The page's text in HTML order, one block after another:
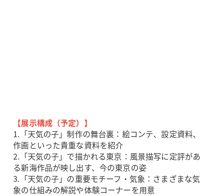
【展示構成（予定）】
1.「天気の子」制作の舞台裏：絵コンテ、設定資料、
作画といった貴重な資料を紹介
2.「天気の子」で描かれる東京：風景描写に定評があ
る新海作品が映し出す、今の東京の姿
3.「天気の子」の重要モチーフ・気象：さまざまな気
象の仕組みの解説や体験コーナーを用意